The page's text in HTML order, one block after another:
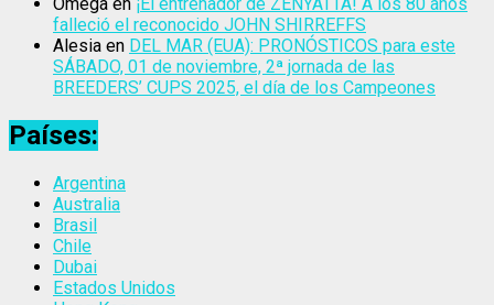
Omega en ¡El entrenador de ZENYATTA! A los 80 años
falleció el reconocido JOHN SHIRREFFS
Alesia en DEL MAR (EUA): PRONÓSTICOS para este
SÁBADO, 01 de noviembre, 2ª jornada de las
BREEDERS’ CUPS 2025, el día de los Campeones
Países:
Argentina
Australia
Brasil
Chile
Dubai
Estados Unidos